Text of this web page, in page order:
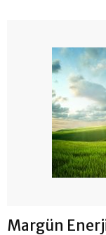
Margün